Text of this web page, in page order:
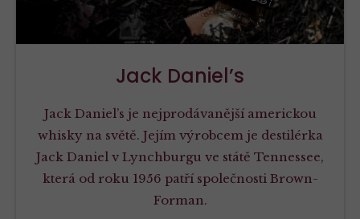
Jack Daniel’s
Jack Daniel’s je nejprodávanější americkou
whisky na světě. Jejím výrobcem je destilérka
Jack Daniel v Lynchburgu ve státě Tennessee,
která od roku 1956 patří společnosti Brown-
Forman.